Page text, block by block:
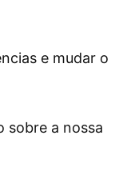
e mudar o
sobre a nossa